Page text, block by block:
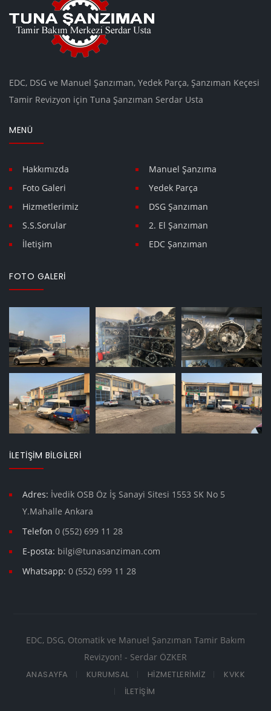
EDC, DSG ve Manuel Şanzıman, Yedek Parça, Şanzıman Keçesi
Tamir Revizyon için Tuna Şanzıman Serdar Usta
MENÜ
Hakkımızda
Manuel Şanzıma
Foto Galeri
Yedek Parça
Hizmetlerimiz
DSG Şanzıman
S.S.Sorular
2. El Şanzıman
İletişim
EDC Şanzıman
FOTO GALERI
İLETIŞIM BILGILERI
Adres: İvedik OSB Öz İş Sanayi Sitesi 1553 SK No 5
Y.Mahalle Ankara
Telefon 0 (552) 699 11 28
E-posta: bilgi@tunasanziman.com
Whatsapp: 0 (552) 699 11 28
EDC, DSG, Otomatik ve Manuel Şanzıman Tamir Bakım
Revizyon! - Serdar ÖZKER
ANASAYFA
KURUMSAL HIZMETLERIMIZ
KVKK
İLETIŞIM